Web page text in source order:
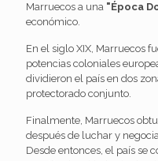
Marruecos a una "Época
económico.
En el siglo XIX, Marruecos
potencias coloniales
dividieron el país en dos
protectorado conjunto.
Finalmente, Marruecos
después de luchar y
Desde entonces, el país se